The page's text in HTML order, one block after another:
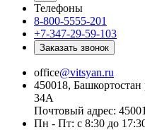
Телефоны
8-800-5555-201
+7-347-29-59-103
Заказать звонок
office@vitsyan.ru
450018,
34А
Почтовый адрес:
Пн - Пт: с 8:30 до